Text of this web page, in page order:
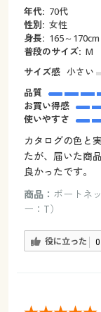
年代: 70代
性別: 女性
身長: 165～170cm
普段のサイズ: M
サイズ感 小さい
品質
お買い得感
使いやすさ
カタログの色と
たが、届いた商
良かったです。
商品： ボートネ
ー：T）
役に立った 0